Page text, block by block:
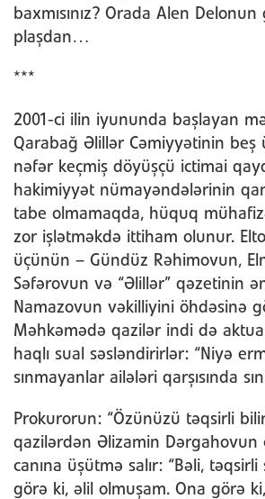
baxmısınız? Orada Alen
plaşdan…
***
2001-ci ilin iyununda başlayan
Qarabağ Əlillər Cəmiyyətinin beş
nəfər keçmiş döyüşçü ictimai
hakimiyyət nümayəndələrinin
tabe olmamaqda, hüquq
zor işlətməkdə ittiham olunur.
üçünün – Gündüz Rəhimovun,
Səfərovun və “Əlillər” qəzetinin
Namazovun vəkilliyini öhdəsinə
Məhkəmədə qazilər indi də
haqlı sual səsləndirirlər: “Niyə
sınmayanlar ailələri qarşısında
Prokurorun: “Özünüzü təqsirli
qazilərdən Əlizamin Dərgahovun
canına üşütmə salır: “Bəli, təqsirli
görə ki, əlil olmuşam. Ona görə